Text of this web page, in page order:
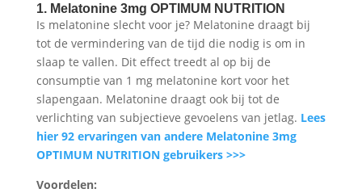
1. Melatonine 3mg OPTIMUM NUTRITION
Is melatonine slecht voor je? Melatonine draagt bij
tot de vermindering van de tijd die nodig is om in
slaap te vallen. Dit effect treedt al op bij de
consumptie van 1 mg melatonine kort voor het
slapengaan. Melatonine draagt ook bij tot de
verlichting van subjectieve gevoelens van jetlag. Lees
hier 92 ervaringen van andere Melatonine 3mg
OPTIMUM NUTRITION gebruikers >>>
Voordelen: